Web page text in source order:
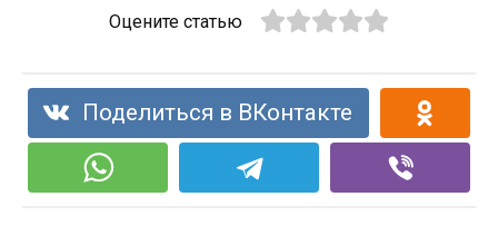
Оцените статью
Поделиться в ВКонтакте